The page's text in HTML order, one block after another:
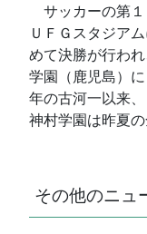
サッカーの第
ＵＦＧスタジア
めて決勝が行わ
学園（鹿児島）
年の古河一以来
神村学園は昨夏
その他のニュ